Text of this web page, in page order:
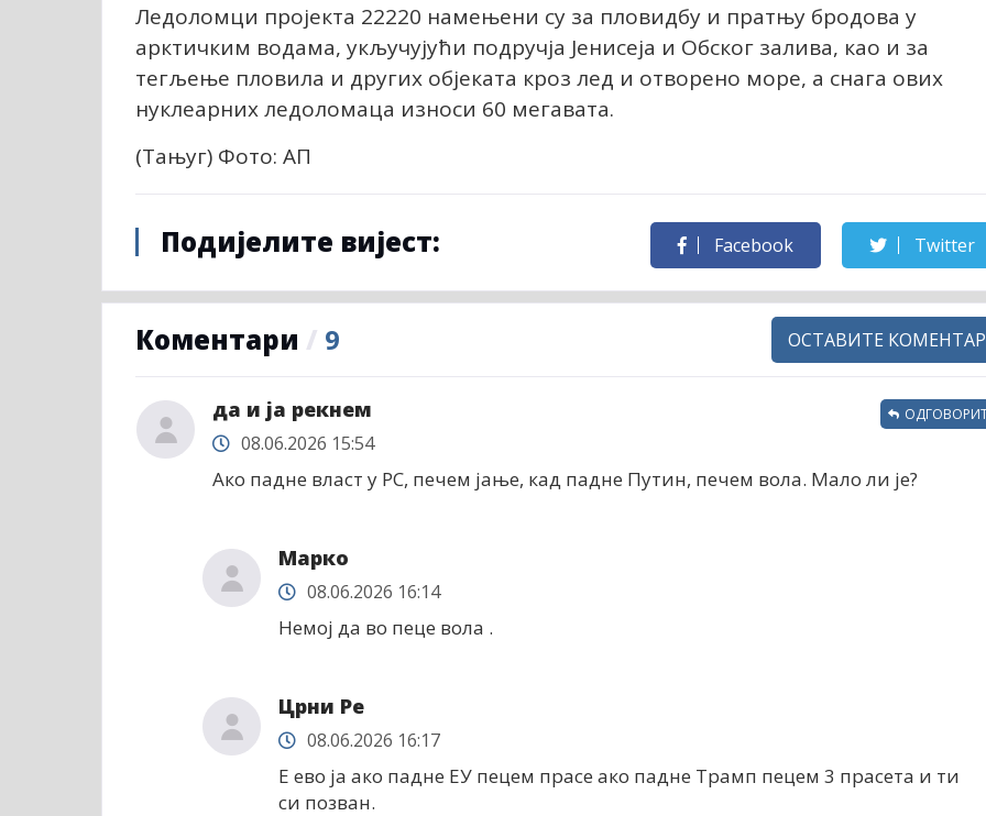
Ледоломци пројекта 22220 намењени су за пловидбу и пратњу бродова у
арктичким водама, укључујући подручја Јенисеја и Обског залива, као и за
тегљење пловила и других објеката кроз лед и отворено море, а снага ових
нуклеарних ледоломаца износи 60 мегавата.
(Тањуг) Фото: АП
Подијелите вијест: Facebook Twitter
Коментари / 9 ОСТАВИТЕ КОМЕНТАР
да и ја рекнем
08.06.2026 15:54
Ако падне власт у РС, печем јање, кад падне Путин, печем вола. Мало ли је?
Марко
08.06.2026 16:14
Немој да во пеце вола .
Црни Ре
08.06.2026 16:17
Е ево ја ако падне ЕУ пецем прасе ако падне Трамп пецем 3 прасета и ти
си позван.